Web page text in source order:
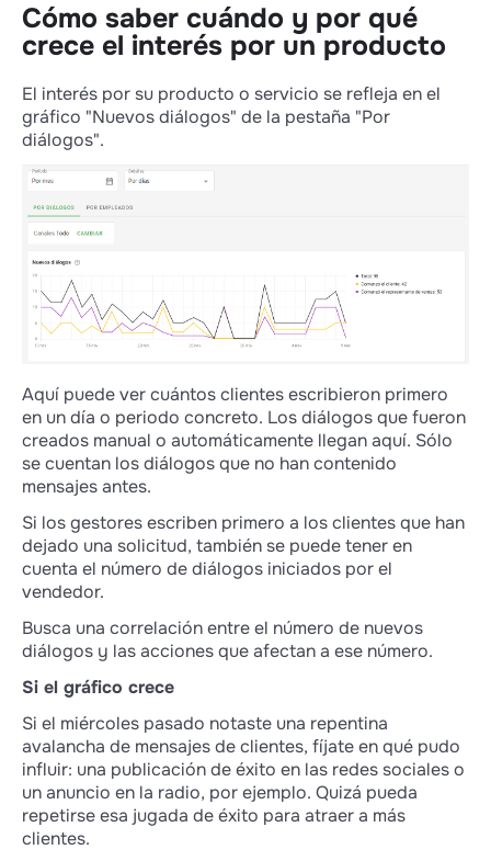
Cómo saber cuándo y por qué
crece el interés por un producto
El interés por su producto o servicio se refleja en el
gráfico "Nuevos diálogos" de la pestaña "Por
diálogos".
Aquí puede ver cuántos clientes escribieron primero
en un día o periodo concreto. Los diálogos que fueron
creados manual o automáticamente llegan aquí. Sólo
se cuentan los diálogos que no han contenido
mensajes antes.
Si los gestores escriben primero a los clientes que han
dejado una solicitud, también se puede tener en
cuenta el número de diálogos iniciados por el
vendedor.
Busca una correlación entre el número de nuevos
diálogos y las acciones que afectan a ese número.
Si el gráfico crece
Si el miércoles pasado notaste una repentina
avalancha de mensajes de clientes, fíjate en qué pudo
influir: una publicación de éxito en las redes sociales o
un anuncio en la radio, por ejemplo. Quizá pueda
repetirse esa jugada de éxito para atraer a más
clientes.